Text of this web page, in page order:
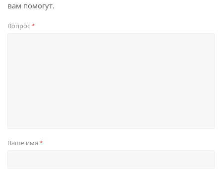
вам помогут.
Вопрос*
Ваше имя *